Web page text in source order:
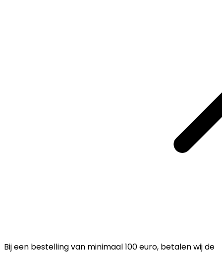
Bij een bestelling van minimaal 100 euro, betalen wij de